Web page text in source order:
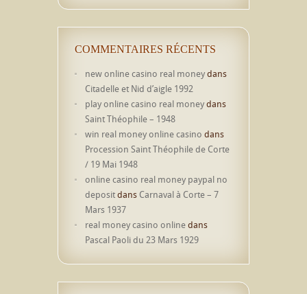
COMMENTAIRES RÉCENTS
new online casino real moneydans
Citadelle et Nid d’aigle 1992
play online casino real moneydans
Saint Théophile – 1948
win real money online casino dans
Procession Saint Théophile de Corte
/ 19 Mai 1948
online casino real money paypal no
depositdans Carnaval à Corte – 7
Mars 1937
real money casino onlinedans
Pascal Paoli du 23 Mars 1929